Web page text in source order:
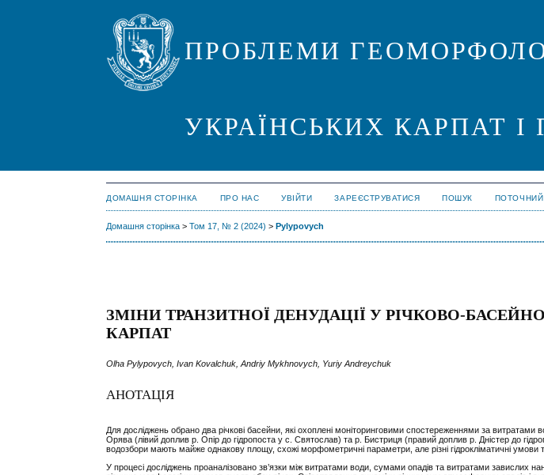
ПРОБЛЕМИ
УКРАЇНСЬКИХ КАРПАТ
ДОМАШНЯ СТОРІНКА ПРО НАС УВІЙТИ ЗАРЕЄСТРУВАТИСЯ ПОШУК ПОТОЧНИЙ
Домашня сторінка >Том 17, № 2 (2024) >Pylypovych
ЗМІНИ ТРАНЗИТНОЇ ДЕНУДАЦІЇ У РІЧКОВО-
КАРПАТ
Olha Pylypovych, Ivan Kovalchuk, Andriy Mykhnovych, Yuriy Andreychuk
АНОТАЦІЯ
Для досліджень обрано два річкові басейни, які охоплені моніторинговими спостереженнями за витратами
Орява (лівий доплив р. Опір до гідропоста у с. Святослав) та р. Бистриця (правий доплив р. Дністер до
водозбори мають майже однакову площу, схожі морфометричні параметри, але різні гідрокліматичні умови та
У процесі досліджень проаналізовано зв’язки між витратами води, сумами опадів та витратами завислих